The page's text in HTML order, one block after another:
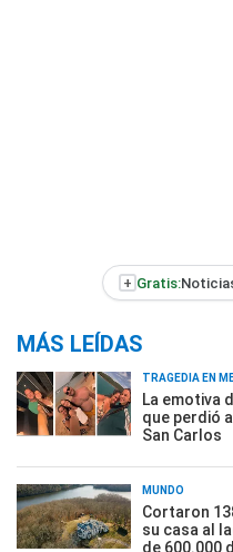
+ Gratis:
MÁS LEÍDAS
TRAGEDIA EN
La emotiva
que perdió
San Carlos
MUNDO
Cortaron
su casa al
de 600.000